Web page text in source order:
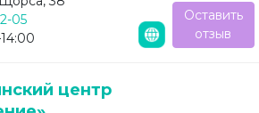
05
Оставить
отзыв
центр